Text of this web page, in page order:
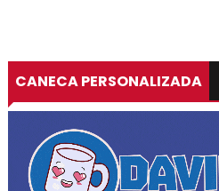
CANECA PERSONALIZADA